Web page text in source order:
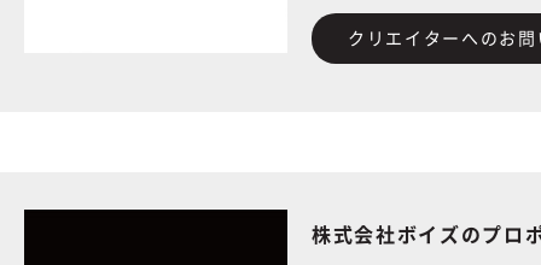
クリエイターへのお
株式会社ボイズのプロ